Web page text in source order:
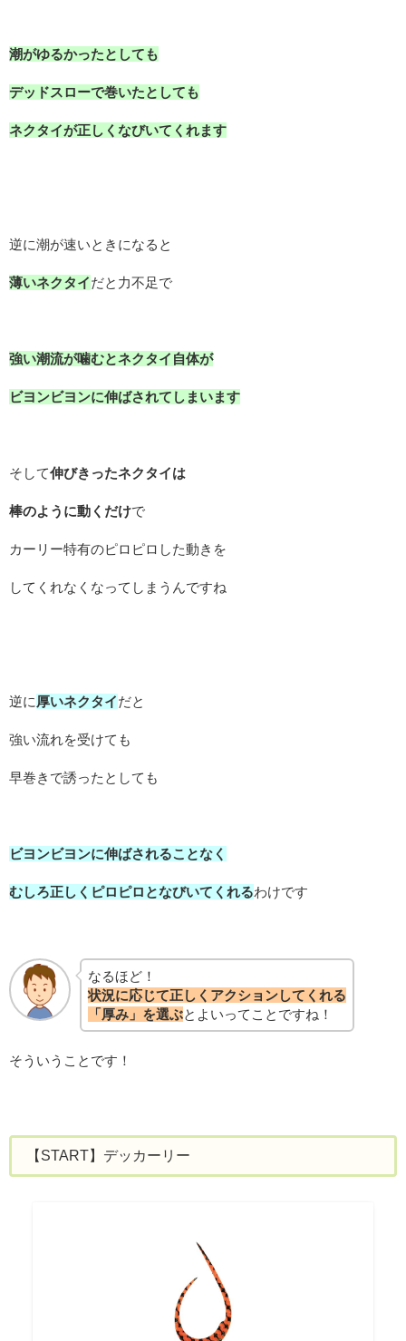
潮がゆるかったとしても
デッドスローで巻いたとしても
ネクタイが正しくなびいてくれます
逆に潮が速いときになると
薄いネクタイだと力不足で
強い潮流が噛むとネクタイ自体が
ビヨンビヨンに伸ばされてしまいます
そして伸びきったネクタイは
棒のように動くだけで
カーリー特有のピロピロした動きを
してくれなくなってしまうんですね
逆に厚いネクタイだと
強い流れを受けても
早巻きで誘ったとしても
ビヨンビヨンに伸ばされることなく
むしろ正しくピロピロとなびいてくれるわけです
なるほど！
状況に応じて正しく アクションしてくれる
「厚み」 を選ぶとよいってことですね！
そういうことです！
【START】デッカーリー